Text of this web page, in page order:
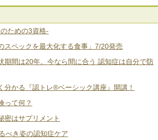
ための3資格-
スペックを最大化する食事」7/20発売
期間は20年。今なら間に合う 認知症は自分で防
かる『認トレ®️ベーシック講座』開講！
って何？
密はサプリメント
べき姿の認知症ケア